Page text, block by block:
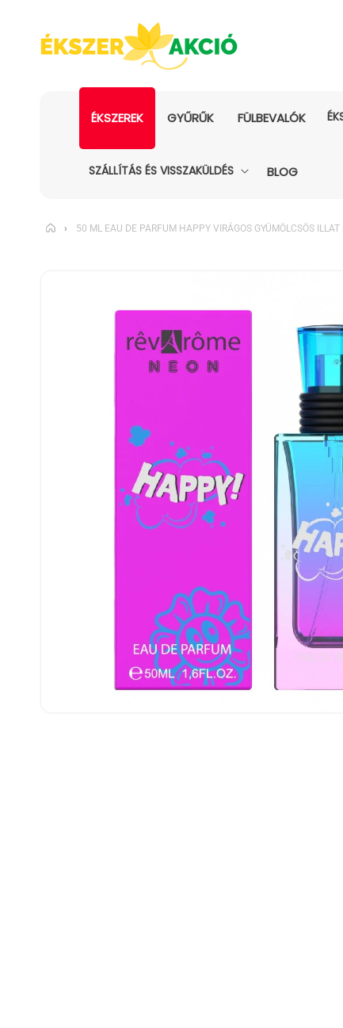
ÉKSZEREK GYŰRŰK FÜLBEVALÓK
SZÁLLÍTÁS ÉS VISSZAKÜLDÉS BLOG
› 50 ML EAU DE PARFUM HAPPY VIRÁGOS GYÜMÖLCSÖS